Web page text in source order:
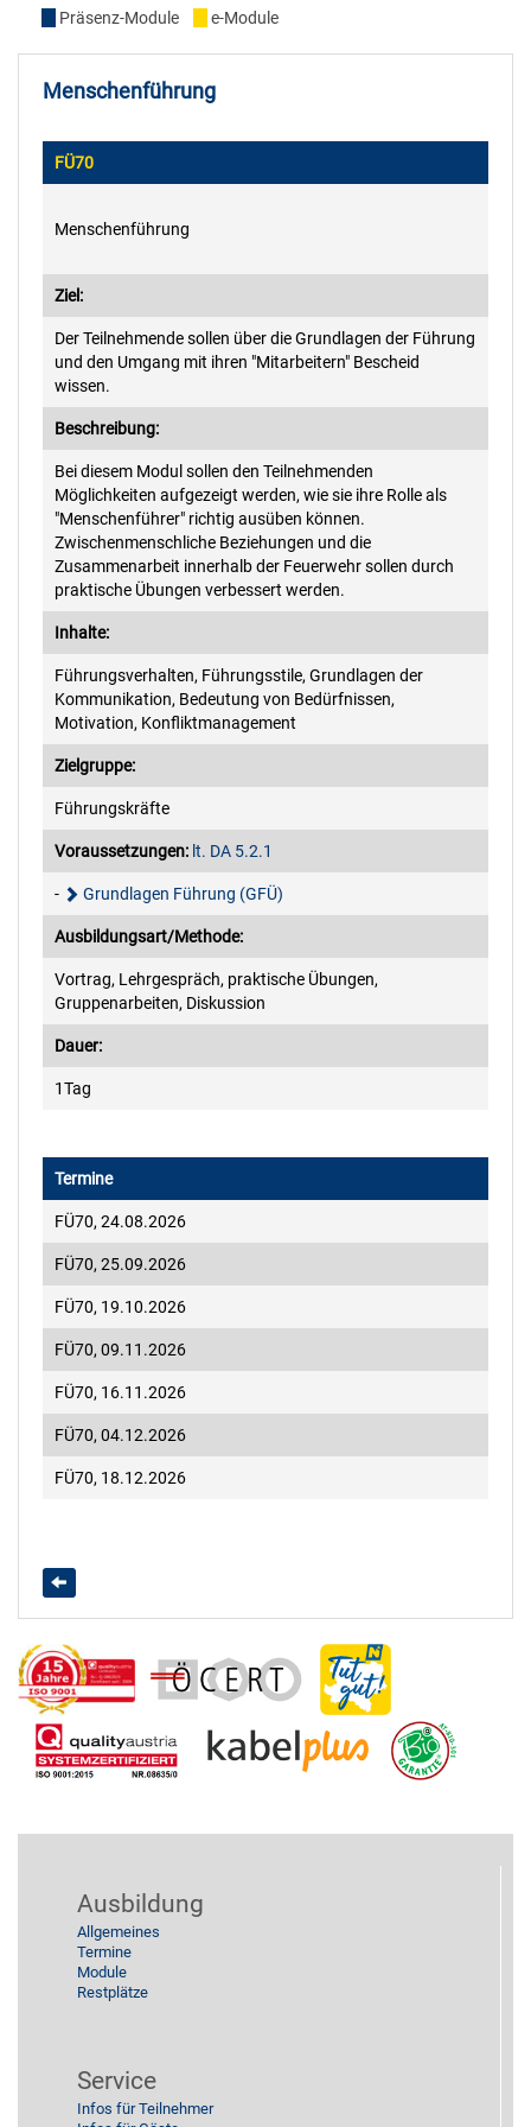
2020
2018
2017
2015
2014
2013
Ausbildung
Modulverwaltung
Qualitätsmanagement
Technik
IT
Finanz
Haus und Service
Empfang
Küche
Reinigung
Stützpunkt
e-Module
Hinweise zur Anmeldung
Brandhaus & Übungsdorf
Lernplakate
Lernvideos
Präsenz-Module e-Module
Menschenführung
FÜ70
Menschenführung
Ziel:
Der Teilnehmende sollen über die Grundlagen der Führung
und den Umgang mit ihren "Mitarbeitern" Bescheid
wissen.
Beschreibung:
Bei diesem Modul sollen den Teilnehmenden
Möglichkeiten aufgezeigt werden, wie sie ihre Rolle als
"Menschenführer" richtig ausüben können.
Zwischenmenschliche Beziehungen und die
Zusammenarbeit innerhalb der Feuerwehr sollen durch
praktische Übungen verbessert werden.
Inhalte:
Führungsverhalten, Führungsstile, Grundlagen der
Kommunikation, Bedeutung von Bedürfnissen,
Motivation, Konfliktmanagement
Zielgruppe:
Führungskräfte
Voraussetzungen: lt. DA 5.2.1
- Grundlagen Führung (GFÜ)
Ausbildungsart/Methode:
Vortrag, Lehrgespräch, praktische Übungen,
Gruppenarbeiten, Diskussion
Dauer:
1Tag
Termine
FÜ70, 24.08.2026
FÜ70, 25.09.2026
FÜ70, 19.10.2026
FÜ70, 09.11.2026
FÜ70, 16.11.2026
FÜ70, 04.12.2026
FÜ70, 18.12.2026
Ausbildung
Allgemeines
Termine
Module
Restplätze
Service
Infos für Teilnehmer